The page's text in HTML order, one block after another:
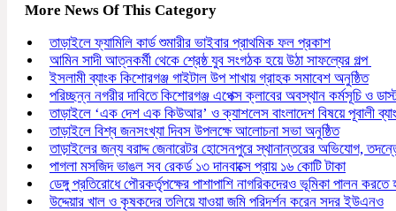
More News Of This Category
তাড়াইলে ফ্যামিলি কার্ড শুমারীর ভাইবার প্রাথমিক ফল প্রকাশ
আমিন সাদী আত্নকর্মী থেকে শ্রেষ্ঠ যুব সংগঠক হয়ে উঠা সাফল্যের গল্প
ইসলামী ব্যাংক কিশোরগঞ্জ গাইটাল উপ শাখায় গ্রাহক সমাবেশ অনুষ্ঠিত
পরিচ্ছন্ন নগরীর দাবিতে কিশোরগঞ্জ এপেক্স ক্লাবের অবস্থান কর্মসূচি ও
তাড়াইলে ‘এক দেশ এক কিউআর’ ও ক্যাশলেস বাংলাদেশ বিষয়ে পূবালী
তাড়াইলে বিশ্ব জনসংখ্যা দিবস উপলক্ষে আলোচনা সভা অনুষ্ঠিত
তাড়াইলের জন্য বরাদ্দ জেনারেটর হোসেনপুরে স্থানান্তরের অভিযোগ,
পাগলা মসজিদ ভাঙল সব রেকর্ড ১৩ দানবাক্সে প্রায় ১৬ কোটি টাকা
ডেঙ্গু প্রতিরোধে পৌরকর্তৃপক্ষের পাশাপাশি নাগরিকদেরও ভূমিকা পালন করতে
উদ্দেয়ার খাল ও কৃষকদের তলিয়ে যাওয়া জমি পরিদর্শন করেন সদর ইউএনও